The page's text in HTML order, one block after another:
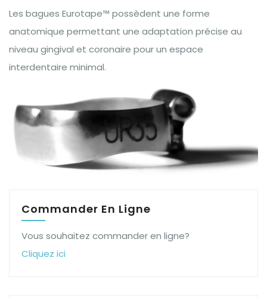
Les bagues Eurotape™ possèdent une forme
anatomique permettant une adaptation précise au
niveau gingival et coronaire pour un espace
interdentaire minimal.
Commander En Ligne
Vous souhaitez commander en ligne?
Cliquez ici